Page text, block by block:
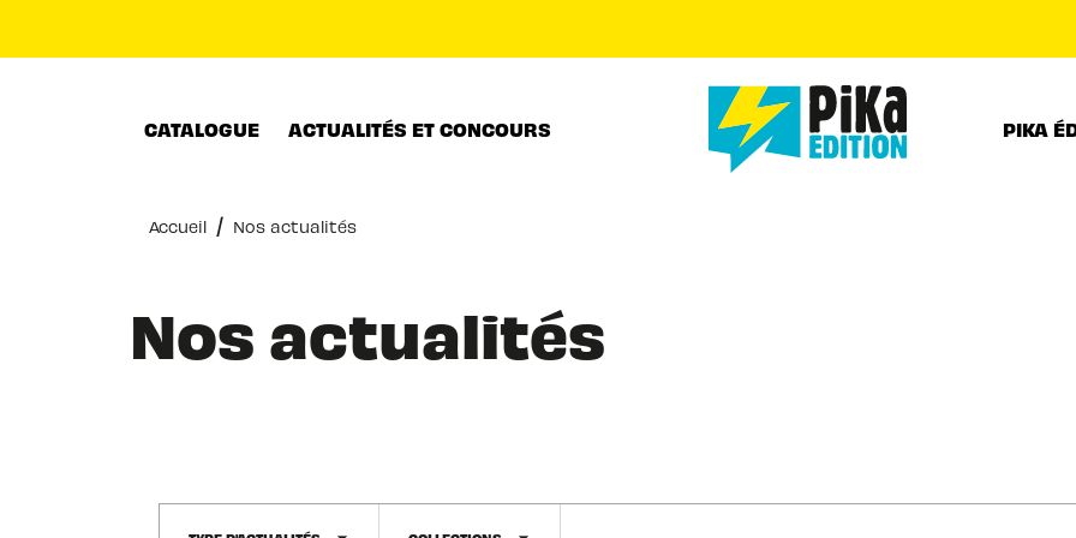
CATALOGUE ACTUALITÉS ET CONCOURS PIKA
Accueil / Nos actualités
Nos actualités